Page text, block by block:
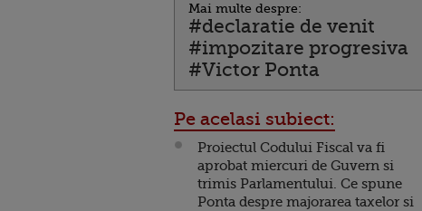
Mai multe despre:
#declaratie de venit
#impozitare progresiva
#Victor Ponta
Pe acelasi subiect:
Proiectul Codului Fiscal va fi
aprobat miercuri de Guvern si
trimis Parlamentului. Ce spune
Ponta despre majorarea taxelor si